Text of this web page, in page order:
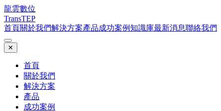
龍雲數位
TransTEP
首頁關於我們解決方案產品成功案例知識庫最新消息聯絡我們
✕
首頁
關於我們
解決方案
產品
成功案例